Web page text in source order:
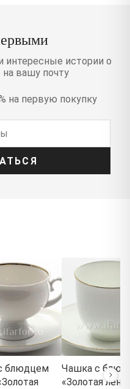
интересные истории о
вашу почту
на первую покупку
блюдцем
Чашка с
«Золотая